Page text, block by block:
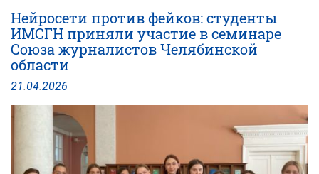
на
подготовку
ИТ-
специалистов
ЮУрГУ
форуме
«На
ТЫ
IT»
Нейросети против фейков: студенты
ИМСГН приняли участие в семинаре
Союза журналистов Челябинской
области
21.04.2026